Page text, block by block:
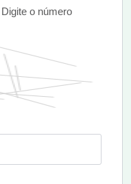
o número